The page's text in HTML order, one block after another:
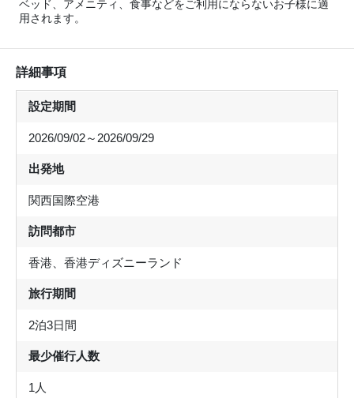
ベッド、アメニティ、食事などをご利用にならないお子様に適
用されます。
詳細事項
設定期間
2026/09/02～2026/09/29
出発地
関西国際空港
訪問都市
香港、香港ディズニーランド
旅行期間
2泊3日間
最少催行人数
1人